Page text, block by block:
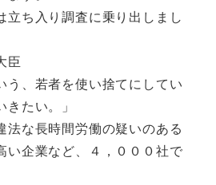
立ち入り調査に乗り出しまし
臣
う、若者を使い捨てにしてい
たい。」
法な長時間労働の疑いのある
い企業など、４，０００社で